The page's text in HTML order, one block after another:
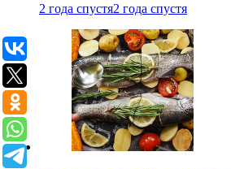
2 года спустя2 года спустя